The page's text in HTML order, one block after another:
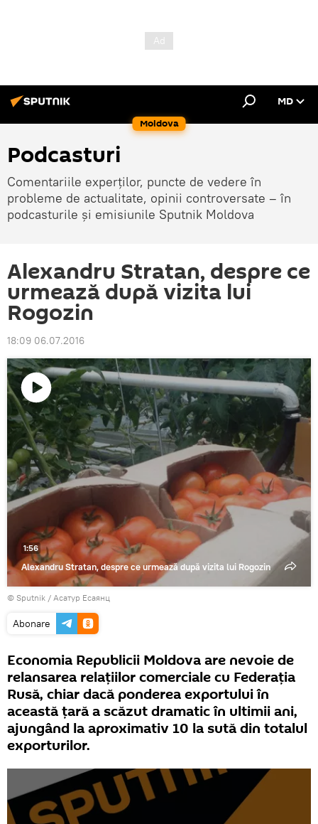
Moldova
MD
Podcasturi
Comentariile experților, puncte de vedere în
probleme de actualitate, opinii controversate – în
podcasturile și emisiunile Sputnik Moldova
Alexandru Stratan, despre ce
urmează după vizita lui
Rogozin
18:09 06.07.2016
Play
Video
Alexandru Stratan, despre ce urmează după vizita lui Rogozin
1:56
© Sputnik / Асатур Есаянц
Abonare
Economia Republicii Moldova are nevoie de
relansarea relațiilor comerciale cu Federația
Rusă, chiar dacă ponderea exportului în
această țară a scăzut dramatic în ultimii ani,
ajungând la aproximativ 10 la sută din totalul
exporturilor.